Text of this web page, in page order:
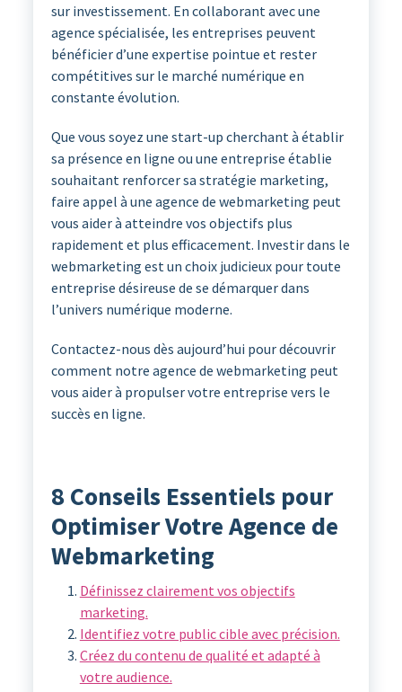
sur investissement. En collaborant avec une
agence spécialisée, les entreprises peuvent
bénéficier d’une expertise pointue et rester
compétitives sur le marché numérique en
constante évolution.
Que vous soyez une start-up cherchant à établir
sa présence en ligne ou une entreprise établie
souhaitant renforcer sa stratégie marketing,
faire appel à une agence de webmarketing peut
vous aider à atteindre vos objectifs plus
rapidement et plus efficacement. Investir dans le
webmarketing est un choix judicieux pour toute
entreprise désireuse de se démarquer dans
l’univers numérique moderne.
Contactez-nous dès aujourd’hui pour découvrir
comment notre agence de webmarketing peut
vous aider à propulser votre entreprise vers le
succès en ligne.
8 Conseils Essentiels pour
Optimiser Votre Agence de
Webmarketing
Définissez clairement vos objectifs
marketing.
Identifiez votre public cible avec précision.
Créez du contenu de qualité et adapté à
votre audience.